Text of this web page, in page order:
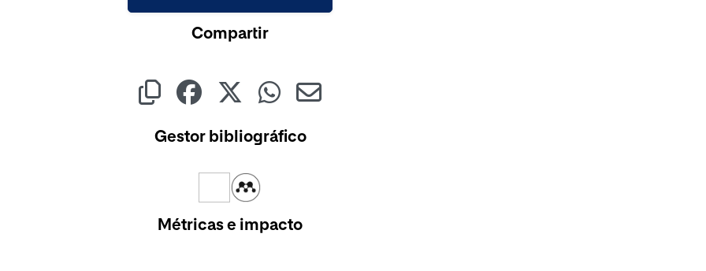
Compartir
Gestor bibliográfico
Métricas e impacto